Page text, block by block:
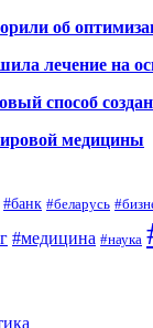
об
лечение на
способ
медицины
#банк #беларусь
#медицина #наука